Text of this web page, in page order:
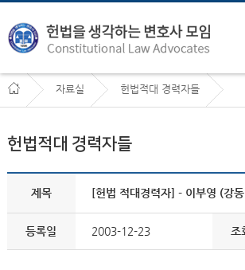
자료실 헌법적대 경력자들
헌법적대 경력자들
제목 [헌법 적대경력자] - 이부영 (강
등록일 2003-12-23 조